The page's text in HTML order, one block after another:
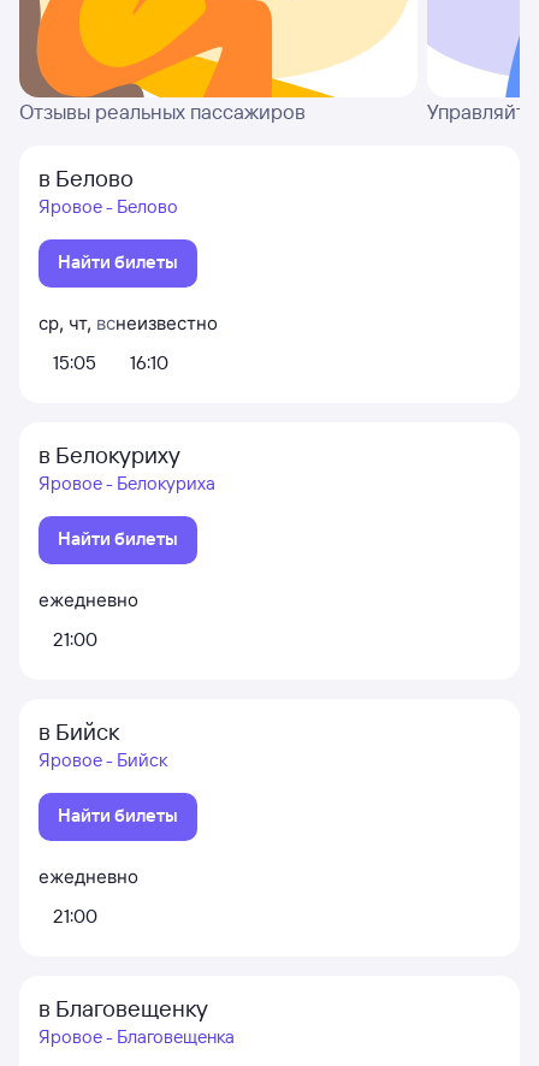
Отзывы реальных пассажиров
в Белово
Яровое - Белово
Найти билеты
ср, чт, вс
15:05
неизвестно
16:10
в Белокуриху
Яровое - Белокуриха
Найти билеты
ежедневно
21:00
в Бийск
Яровое - Бийск
Найти билеты
ежедневно
21:00
в Благовещенку
Яровое - Благовещенка